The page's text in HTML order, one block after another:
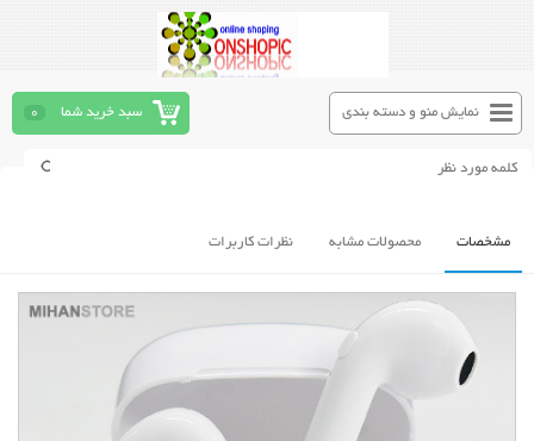
سبد خرید شما 0 نمایش منو و دسته بندی
مشخصات محصولات مشابه نظرات کاربرات